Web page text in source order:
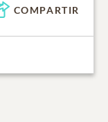
COMPARTIR